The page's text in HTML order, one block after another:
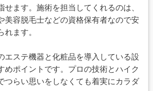
せます。施術を担当してくれるのは、
美容脱毛士などの資格保有者なので安
れます。
エステ機器と化粧品を導入している設
めポイントです。プロの技術とハイク
つらい思いをしなくても着実にカラダ